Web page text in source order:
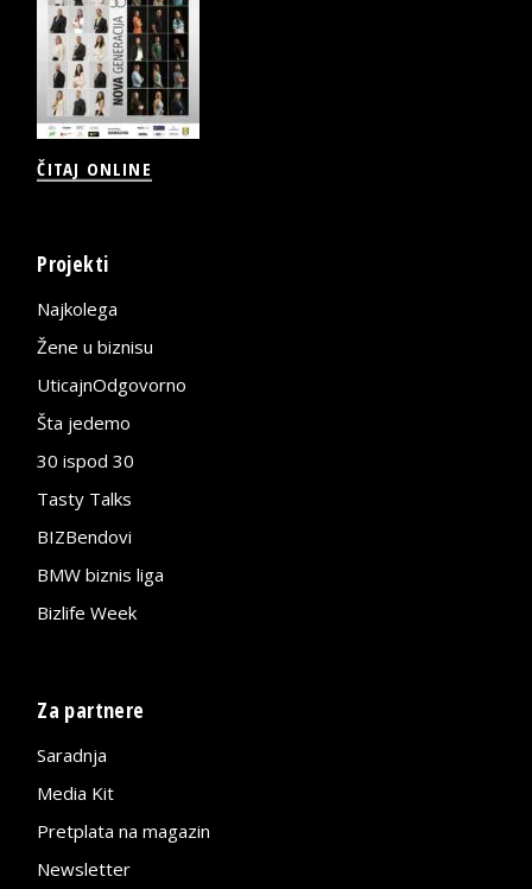
ČITAJ ONLINE
Projekti
Najkolega
Žene u biznisu
UticajnOdgovorno
Šta jedemo
30 ispod 30
Tasty Talks
BIZBendovi
BMW biznis liga
Bizlife Week
Za partnere
Saradnja
Media Kit
Pretplata na magazin
Newsletter